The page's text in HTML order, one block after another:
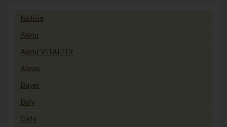
Nativia
Akinu
Akinu VITALITY
Alavis
Bayer
Bely
Caty